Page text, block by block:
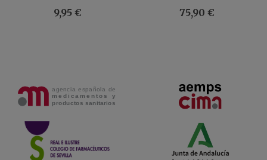
200 ML
9,95 €
RICHE 50 ML
75,90 €